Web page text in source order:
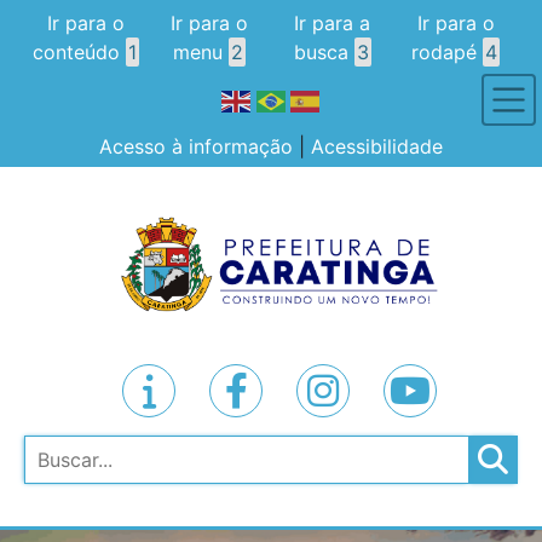
Ir para o
conteúdo 1
Ir para o
menu 2
Ir para a
busca 3
Ir para o
rodapé 4
Acesso à informação Acessibilidade
Pesquisar